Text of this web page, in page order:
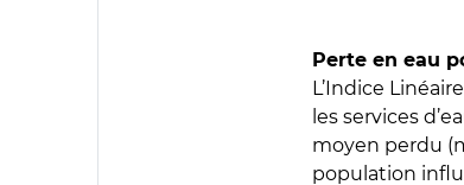
Perte en eau
L’Indice
les services
moyen perdu
population